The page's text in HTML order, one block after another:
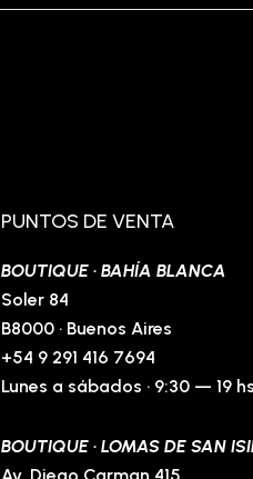
PUNTOS DE VENTA
BOUTIQUE · BAHÍA BLANCA
Soler 84
B8000 · Buenos Aires
+54 9 291 416 7694
Lunes a sábados · 9:30 — 19 hs
BOUTIQUE · LOMAS DE SAN